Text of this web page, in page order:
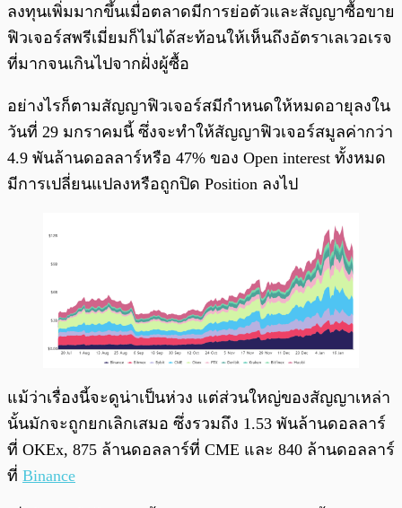
ลงทุนเพิ่มมากขึ้นเมื่อตลาดมีการย่อตัวและสัญญาซื้อขาย
ฟิวเจอร์สพรีเมี่ยมก็ไม่ได้สะท้อนให้เห็นถึงอัตราเลเวอเรจ
ที่มากจนเกินไปจากฝั่งผู้ซื้อ
อย่างไรก็ตามสัญญาฟิวเจอร์สมีกำหนดให้หมดอายุลงใน
วันที่ 29 มกราคมนี้ ซึ่งจะทำให้สัญญาฟิวเจอร์สมูลค่ากว่า
4.9 พันล้านดอลลาร์หรือ 47% ของ Open interest ทั้งหมด
มีการเปลี่ยนแปลงหรือถูกปิด Position ลงไป
แม้ว่าเรื่องนี้จะดูน่าเป็นห่วง แต่ส่วนใหญ่ของสัญญาเหล่า
นั้นมักจะถูกยกเลิกเสมอ ซึ่งรวมถึง 1.53 พันล้านดอลลาร์
ที่ OKEx, 875 ล้านดอลลาร์ที่ CME และ 840 ล้านดอลลาร์
ที่ Binance